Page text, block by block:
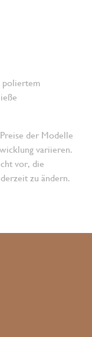
poliertem
der Modelle
variieren.
vor, die
zu ändern.